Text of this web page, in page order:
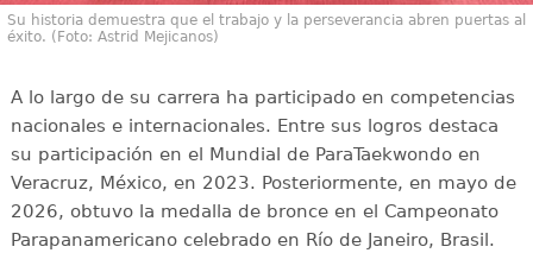
Su historia demuestra que el trabajo y la perseverancia abren puertas al
éxito. (Foto: Astrid Mejicanos)
A lo largo de su carrera ha participado en competencias
nacionales e internacionales. Entre sus logros destaca
su participación en el Mundial de ParaTaekwondo en
Veracruz, México, en 2023. Posteriormente, en mayo de
2026, obtuvo la medalla de bronce en el Campeonato
Parapanamericano celebrado en Río de Janeiro, Brasil.